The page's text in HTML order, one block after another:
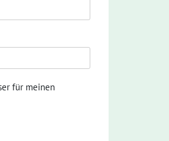
für meinen